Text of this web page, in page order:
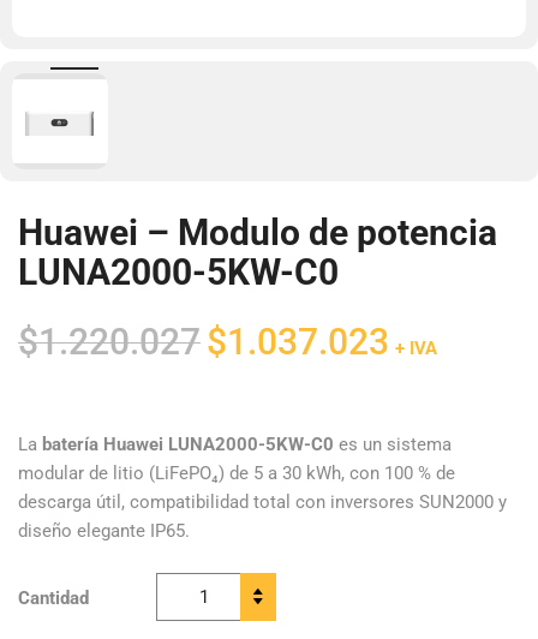
Huawei – Modulo de potencia
LUNA2000-5KW-C0
$1.220.027 El
precio
era:
$1.220.027.
$1.037.023
es:
$1.037.023.
+ IVA
La batería Huawei LUNA2000-5KW-C0 es un sistema
modular de litio (LiFePO₄) de 5 a 30 kWh, con 100 % de
descarga útil, compatibilidad total con inversores SUN2000 y
diseño elegante IP65.
Cantidad
Huawei -
Modulo de